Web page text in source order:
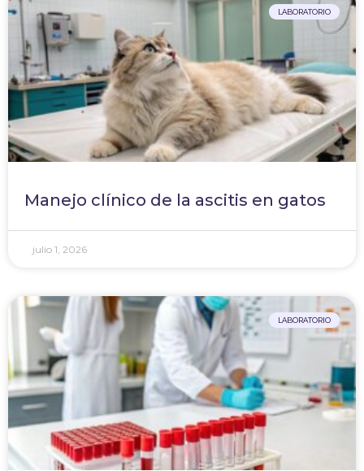
LABORATORIO
Manejo clínico de la ascitis en gatos
julio 1, 2026
LABORATORIO